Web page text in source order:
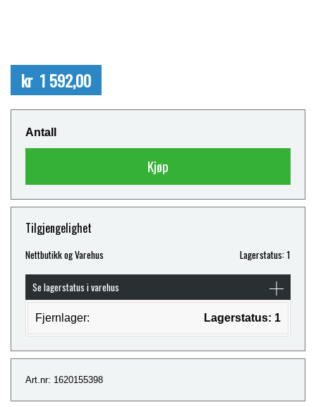
kr 1 592,00
Antall
Kjøp
Tilgjengelighet
Nettbutikk og Varehus Lagerstatus: 1
Se lagerstatus i varehus
Fjernlager: Lagerstatus: 1
Art.nr: 1620155398